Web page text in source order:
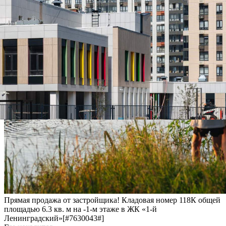
Прямая продажа от застройщика! Кладовая номер 118К общей
площадью 6.3 кв. м на -1-м этаже в ЖК «1-й
Ленинградский»[#7630043#]